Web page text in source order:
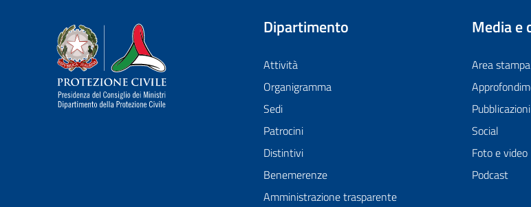
Dipartimento della Protezione Civile
Dipartimento
Attività
Organigramma
Sedi
Patrocini
Distintivi
Benemerenze
Amministrazione trasparente
Media e
Area stampa
Pubblicazioni
Social
Foto e video
Podcast